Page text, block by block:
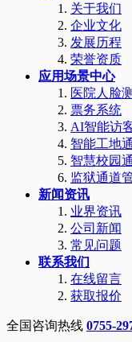
关于我们
企业文化
发展历程
荣誉资质
应用场景中心
医院人脸
票务系统
AI智能访
智能工地
智慧校园
监狱通道
新闻资讯
业界资讯
公司新闻
常见问题
联系我们
在线留言
获取报价
全国咨询热线 0755-